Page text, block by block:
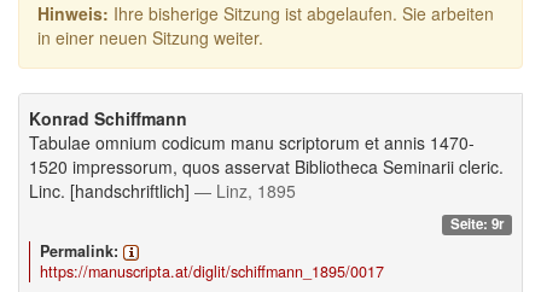
Hinweis: Ihre bisherige Sitzung ist abgelaufen. Sie arbeiten
in einer neuen Sitzung weiter.
Konrad Schiffmann
Tabulae omnium codicum manu scriptorum et annis 1470-
1520 impressorum, quos asservat Bibliotheca Seminarii cleric.
Linc. [handschriftlich] — Linz, 1895
Seite: 9r
Permalink:
https://manuscripta.at/diglit/schiffmann_1895/0017